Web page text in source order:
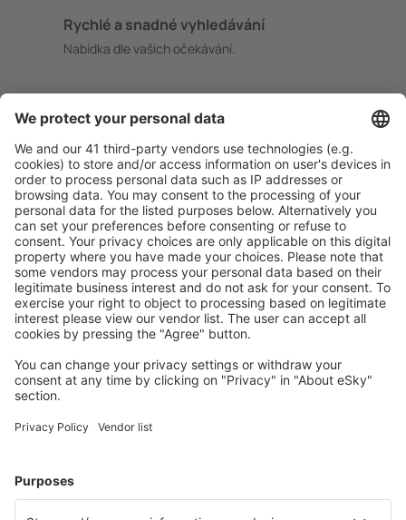
Rychlé a snadné vyhledávání
Nabídka dle vašich očekávání.
Bezproblémová rezervace s možností bezplatného
zrušení.
S námi ušetříte
Atraktivní ceny a speciální nabídky pro přihlášené
uživatele.
Ubytování dle vašeho gusta
Vyberte si z více než 1.3 milionu zařízení: hotelů,
apartmánů, chat a dalších.
Uživateli eSky nejčastěji hledané ubytování
Ubytování v Portugalsku - Oblíbená města
Ubytování ve Funchalu Ubytování in Lagos